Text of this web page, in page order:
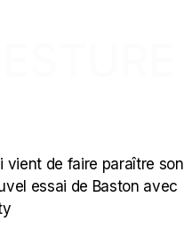
vient de faire paraître son
essai de Baston avec